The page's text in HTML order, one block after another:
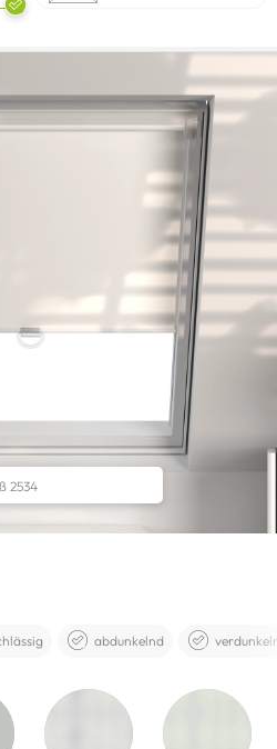
abdunkelnd
2534